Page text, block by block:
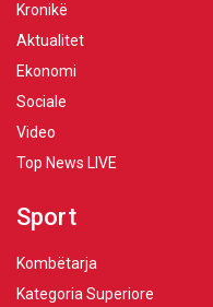
Kronikë
Aktualitet
Ekonomi
Sociale
Video
Top News LIVE
Sport
Kombëtarja
Kategoria Superiore